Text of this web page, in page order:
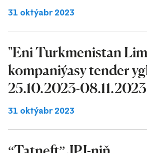
31 oktýabr 2023
"Eni Turkmenistan
kompaniýasy tender
25.10.2023-08.11.2023
31 oktýabr 2023